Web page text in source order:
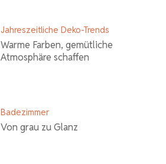
Jahreszeitliche Deko-Trends
Warme Farben, gemütliche
Atmosphäre schaffen
Badezimmer
Von grau zu Glanz